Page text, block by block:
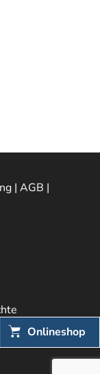
Onlineshop
|AGB |